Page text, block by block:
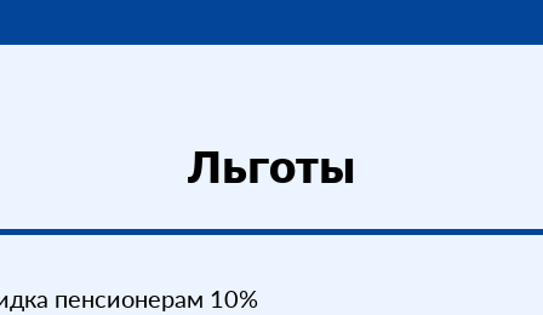
Льготы
пенсионерам 10%